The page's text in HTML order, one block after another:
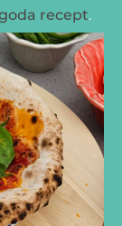
recept.